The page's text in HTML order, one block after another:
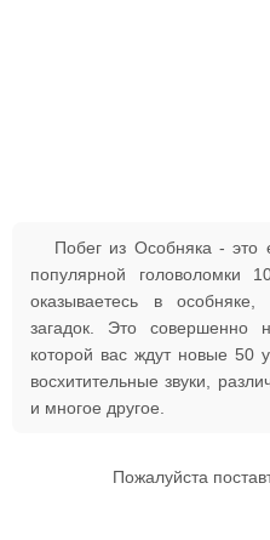
Побег из Особняка - это
популярной головоломки
оказываетесь в
загадок. Это совершенно
которой вас ждут новые 50
восхитительные звуки,
и многое другое.
Пожалуйста